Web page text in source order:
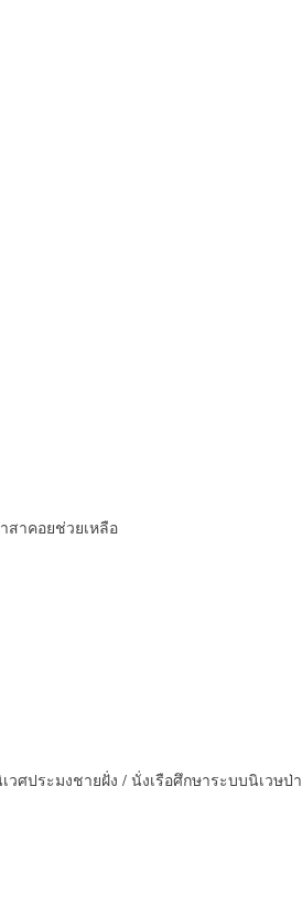
สาคอยช่วยเหลือ
ศประมงชายฝั่ง / นั่งเรือศึกษาระบบนิเวษป่า